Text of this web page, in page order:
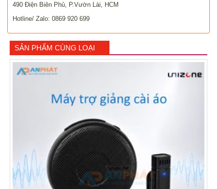
490 Điện Biên Phủ, P.Vườn Lài, HCM
Hotline/ Zalo: 0869 920 699
SẢN PHẨM CÙNG LOẠI